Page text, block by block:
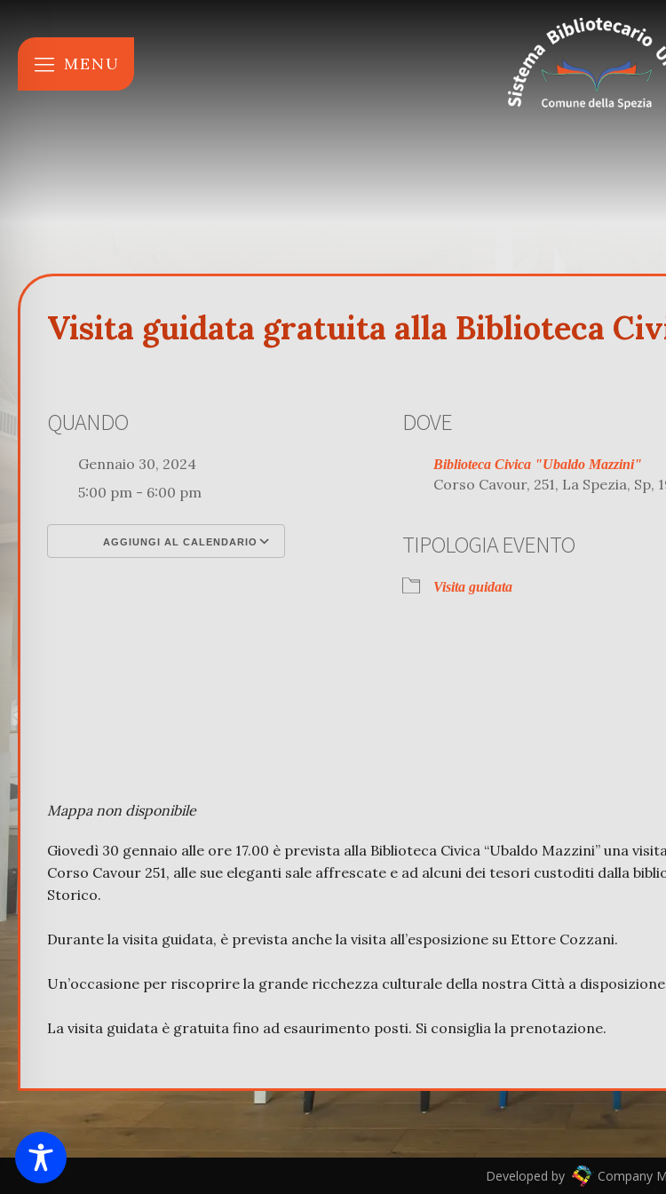
MENU
Visita guidata gratuita alla Biblioteca
QUANDO
Gennaio 30, 2024
5:00 pm - 6:00 pm
AGGIUNGI AL CALENDARIO
Google Calendar
DOVE
Biblioteca Civica "Ubaldo Mazzini"
Corso Cavour, 251, La Spezia, Sp,
TIPOLOGIA EVENTO
Visita guidata
Mappa non disponibile
Giovedì 30 gennaio alle ore 17.00 è prevista alla Biblioteca Civica “Ubaldo Mazzini” una
Corso Cavour 251, alle sue eleganti sale affrescate e ad alcuni dei tesori custoditi dalla
Storico.
Durante la visita guidata, è prevista anche la visita all’esposizione su Ettore Cozzani.
Un’occasione per riscoprire la grande ricchezza culturale della nostra Città a
La visita guidata è gratuita fino ad esaurimento posti. Si consiglia la prenotazione.
Developed by Company